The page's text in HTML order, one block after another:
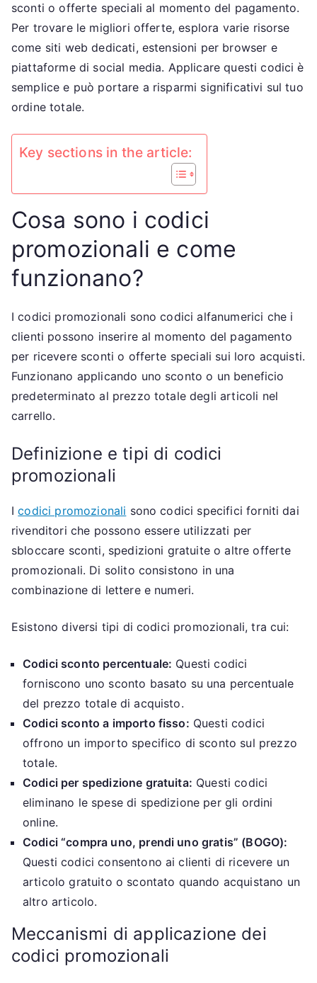
sconti o offerte speciali al momento del pagamento.
Per trovare le migliori offerte, esplora varie risorse
come siti web dedicati, estensioni per browser e
piattaforme di social media. Applicare questi codici è
semplice e può portare a risparmi significativi sul tuo
ordine totale.
Key sections in the article:
Cosa sono i codici
promozionali e come
funzionano?
I codici promozionali sono codici alfanumerici che i
clienti possono inserire al momento del pagamento
per ricevere sconti o offerte speciali sui loro acquisti.
Funzionano applicando uno sconto o un beneficio
predeterminato al prezzo totale degli articoli nel
carrello.
Definizione e tipi di codici
promozionali
Icodici promozionali sono codici specifici forniti dai
rivenditori che possono essere utilizzati per
sbloccare sconti, spedizioni gratuite o altre offerte
promozionali. Di solito consistono in una
combinazione di lettere e numeri.
Esistono diversi tipi di codici promozionali, tra cui:
Codici sconto percentuale: Questi codici
forniscono uno sconto basato su una percentuale
del prezzo totale di acquisto.
Codici sconto a importo fisso: Questi codici
offrono un importo specifico di sconto sul prezzo
totale.
Codici per spedizione gratuita: Questi codici
eliminano le spese di spedizione per gli ordini
online.
Codici “compra uno, prendi uno gratis” (BOGO):
Questi codici consentono ai clienti di ricevere un
articolo gratuito o scontato quando acquistano un
altro articolo.
Meccanismi di applicazione dei
codici promozionali